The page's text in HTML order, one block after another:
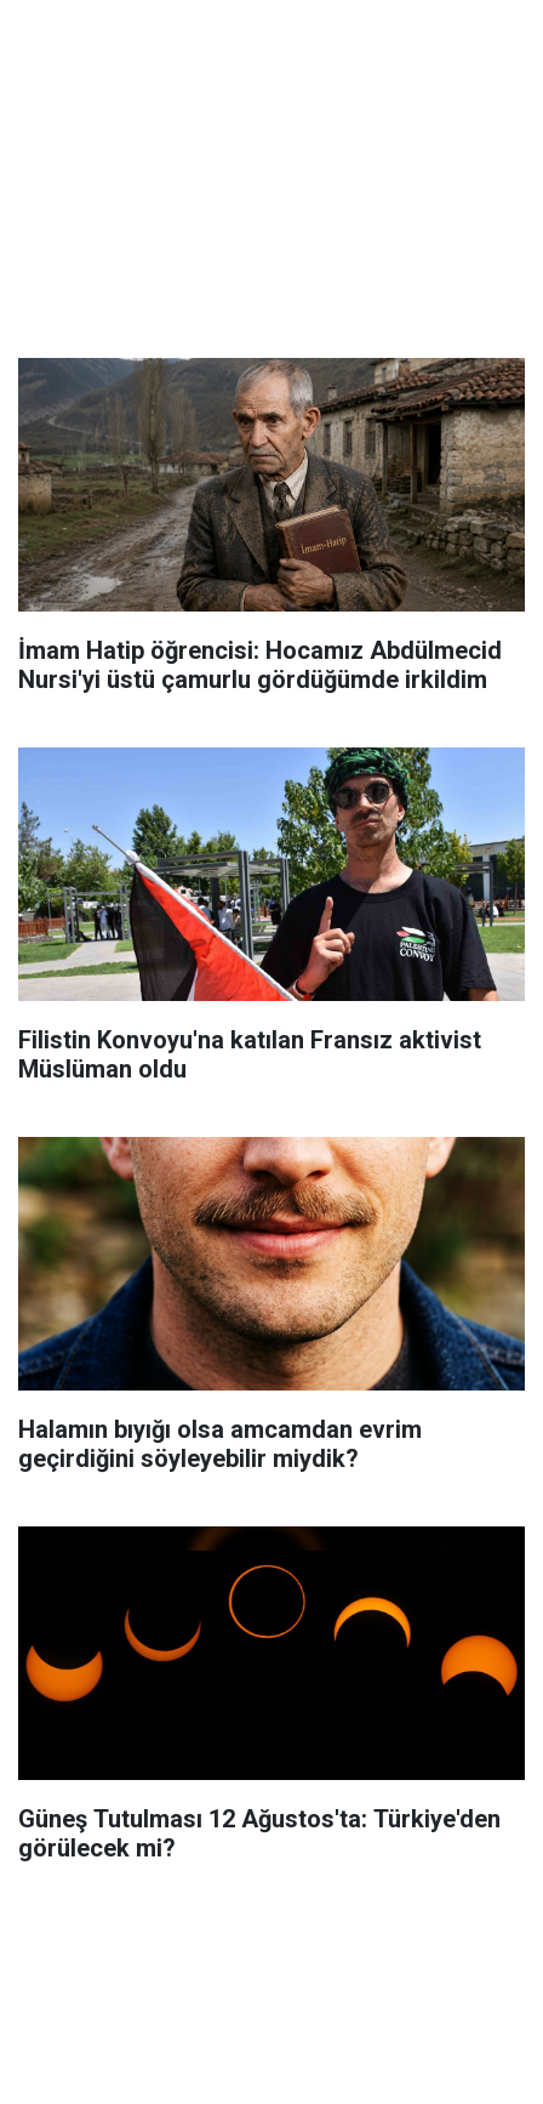
İmam Hatip öğrencisi: Hocamız Abdülmecid
Nursi'yi üstü çamurlu gördüğümde irkildim
Filistin Konvoyu'na katılan Fransız aktivist
Müslüman oldu
Halamın bıyığı olsa amcamdan evrim
geçirdiğini söyleyebilir miydik?
Güneş Tutulması 12 Ağustos'ta: Türkiye'den
görülecek mi?